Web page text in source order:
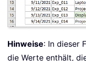
Hinweise: In dieser
die Werte enthält,